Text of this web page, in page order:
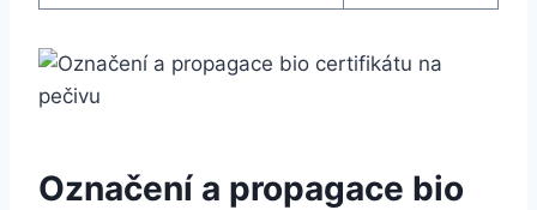
Označení ⁣a‌ propagace bio